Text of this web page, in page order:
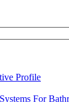
Profile
For